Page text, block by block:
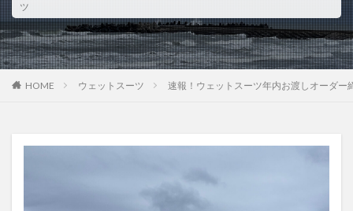
ツ
HOME ウェットスーツ 速報！ウェットスーツ年内お渡しオーダー